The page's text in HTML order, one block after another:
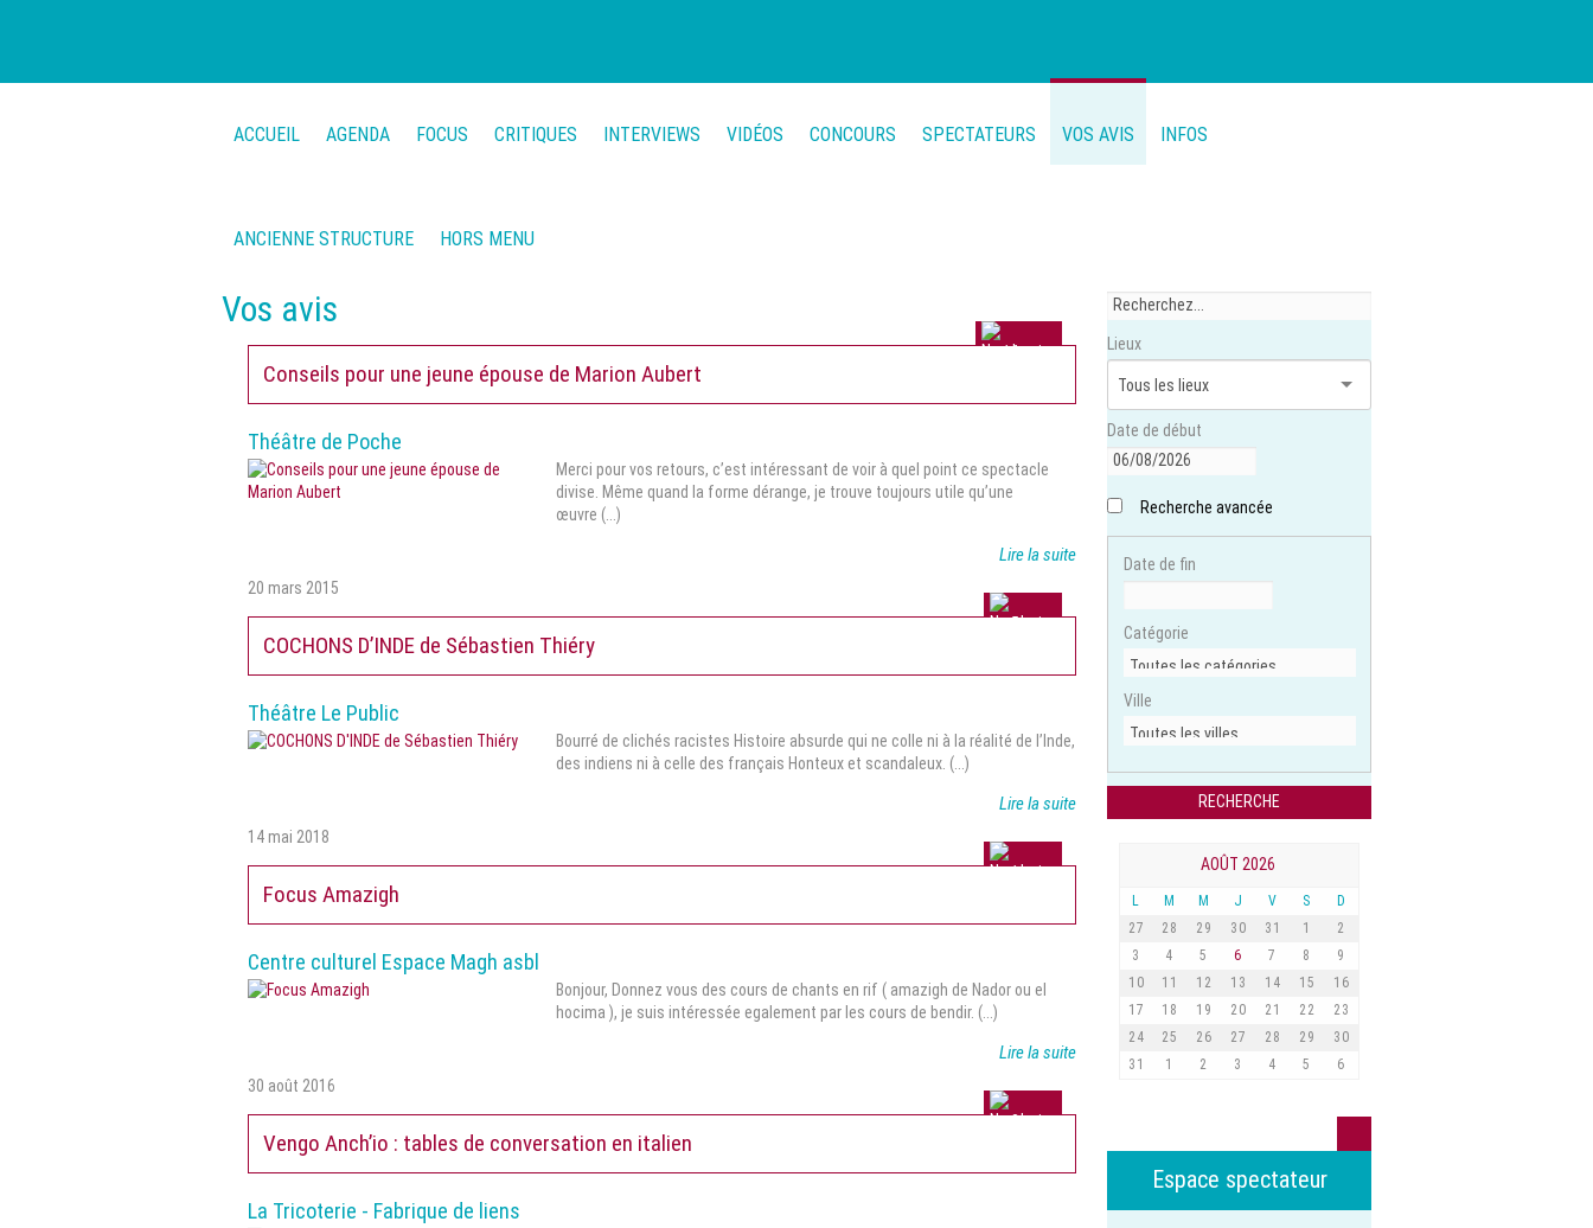
ACCUEIL AGENDA FOCUS CRITIQUES INTERVIEWS VIDÉOS CONCOURS SPECTATEURS VOS AVIS INFOS
ANCIENNE STRUCTURE HORS MENU
Vos avis
16 avis
Conseils pour une jeune épouse de Marion Aubert
Théâtre de Poche
Merci pour vos retours, c’est intéressant de voir à quel point ce spectacle
divise. Même quand la forme dérange, je trouve toujours utile qu’une
œuvre (...)
Lire la suite
20 mars 2015
5 avis
COCHONS D’INDE de Sébastien Thiéry
Théâtre Le Public
Bourré de clichés racistes Histoire absurde qui ne colle ni à la réalité de l’Inde,
des indiens ni à celle des français Honteux et scandaleux. (...)
Lire la suite
14 mai 2018
1 avis
Focus Amazigh
Centre culturel Espace Magh asbl
Bonjour, Donnez vous des cours de chants en rif ( amazigh de Nador ou el
hocima ), je suis intéressée egalement par les cours de bendir. (...)
Lire la suite
30 août 2016
3 avis
Vengo Anch’io : tables de conversation en italien
La Tricoterie - Fabrique de liens
Lieux
Date de début
Recherche avancée
Date de fin
Catégorie
Ville
AOÛT 2026
L M M J V S
D
27
28 29 30 31 1
2
3
4 5 6 7 8
9
10
11 12 13 14 15
16
17
18 19 20 21 22
23
24
25 26 27 28 29
30
31
1 2 3 4 5 6
Espace spectateur